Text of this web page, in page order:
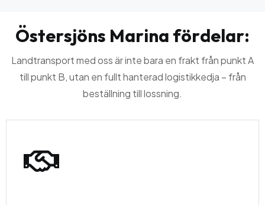
Östersjöns Marina fördelar:
Landtransport med oss är inte bara en frakt från punkt A
till punkt B, utan en fullt hanterad logistikkedja – från
beställning till lossning.